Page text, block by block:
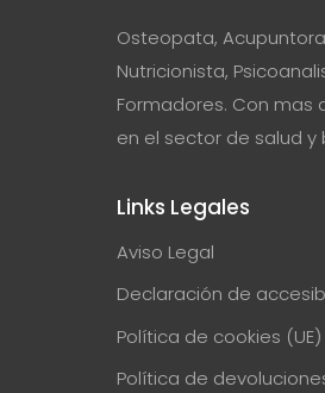
Osteopata,
Nutricionista,
Formadores. Con mas
en el sector de salud y
Links Legales
Aviso Legal
Declaración de
Política de cookies (UE)
Política de